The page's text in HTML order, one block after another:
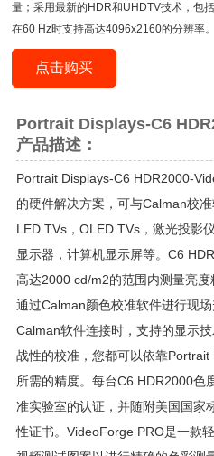
量；采用最新的HDR和UHDTV技术，包
在60 Hz时支持高达4096x2160的分辨率。
点击购买
Portrait Displays-C6
产品描述：
Portrait Displays-C6 HDR2000-
的硬件解决方案，可与Calman校
LED TVs，OLED TVs，激光投影
显示器，计算机显示屏等。C6
高达2000 cd/m2的范围内测量亮
通过Calman颜色校准软件进行现
Calman软件连接时，支持的显示
战性的校准，您都可以依靠
所需的精度。每台C6 HDR2000色
准实验室的认证，并随附美国国家
性证书。VideoForge PRO是一款